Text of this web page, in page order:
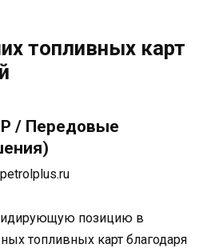
топливных карт
/ Передовые
petrolplus.ru
позицию в
топливных карт благодаря